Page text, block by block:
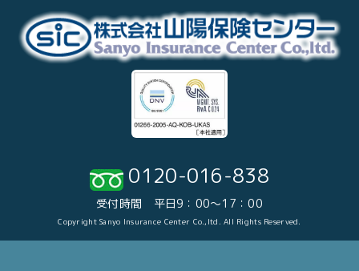
0120-016-838
受付時間 平日9：00～17：00
Copyright Sanyo Insurance Center Co.,ltd. All Rights Reserved.